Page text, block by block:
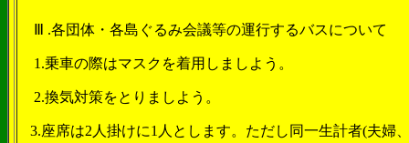
Ⅲ .各団体・各島ぐるみ会議等の運行するバスについて
1.乗車の際はマスクを着用しましよう。
2.換気対策をとりましよう。
3.座席は2 人掛けに1 人とします。ただし同一生計者(夫婦